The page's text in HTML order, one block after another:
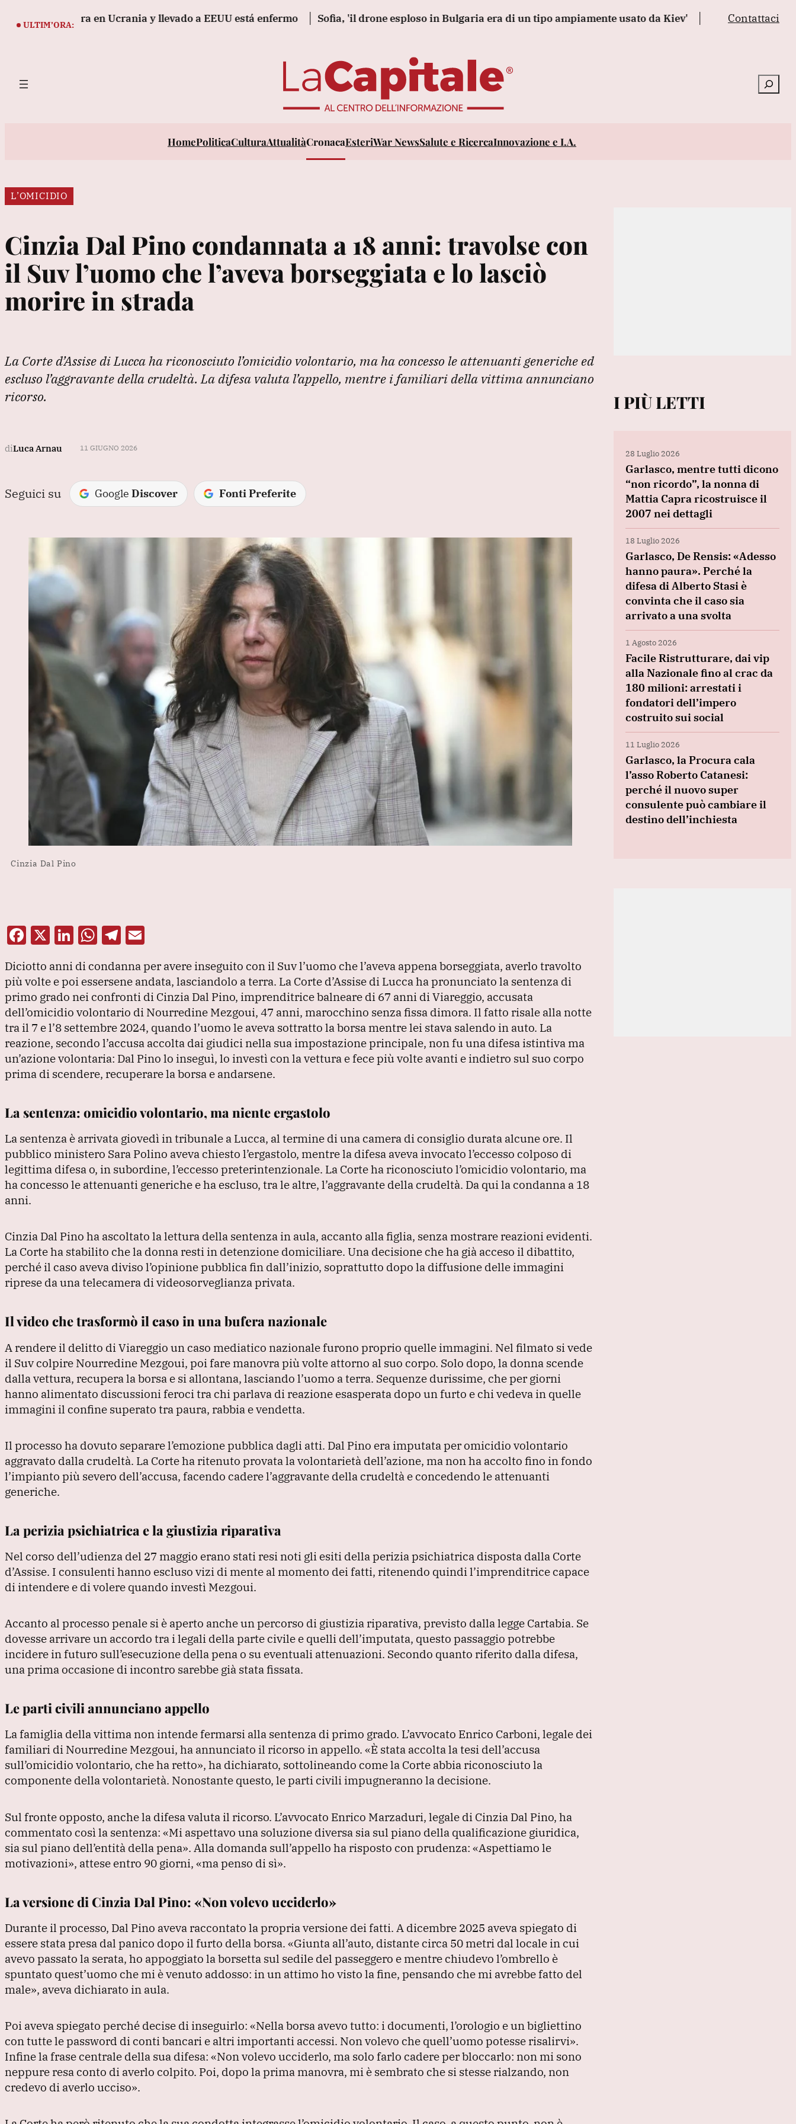
ULTIM’ORA:
la guerra en Ucrania y llevado a EEUU está enfermo Sofia, 'il drone esploso in Bulgaria era di un tipo ampiamente usato da Kiev' Il leone salvato dalla
Contattaci
Cerca
HomePoliticaCulturaAttualitàCronacaEsteriWar NewsSalute e RicercaInnovazione e I.A.
L’OMICIDIO
Cinzia Dal Pino condannata a 18 anni: travolse con
il Suv l’uomo che l’aveva borseggiata e lo lasciò
morire in strada
La Corte d’Assise di Lucca ha riconosciuto l’omicidio volontario, ma ha concesso le attenuanti generiche ed
escluso l’aggravante della crudeltà. La difesa valuta l’appello, mentre i familiari della vittima annunciano
ricorso.
diLuca Arnau 11 GIUGNO 2026
Seguici su Google Discover Fonti Preferite
Cinzia Dal Pino
F
c
e
b
o
o
k
X Li
k
e
dI
n
W
at
s
A
p
p
T
e
gr
a
m
ai
l
Diciotto anni di condanna per avere inseguito con il Suv l’uomo che l’aveva appena borseggiata, averlo travolto
più volte e poi essersene andata, lasciandolo a terra. La Corte d’Assise di Lucca ha pronunciato la sentenza di
primo grado nei confronti di Cinzia Dal Pino, imprenditrice balneare di 67 anni di Viareggio, accusata
dell’omicidio volontario di Nourredine Mezgoui, 47 anni, marocchino senza fissa dimora. Il fatto risale alla notte
tra il 7 e l’8 settembre 2024, quando l’uomo le aveva sottratto la borsa mentre lei stava salendo in auto. La
reazione, secondo l’accusa accolta dai giudici nella sua impostazione principale, non fu una difesa istintiva ma
un’azione volontaria: Dal Pino lo inseguì, lo investì con la vettura e fece più volte avanti e indietro sul suo corpo
prima di scendere, recuperare la borsa e andarsene.
La sentenza: omicidio volontario, ma niente ergastolo
La sentenza è arrivata giovedì in tribunale a Lucca, al termine di una camera di consiglio durata alcune ore. Il
pubblico ministero Sara Polino aveva chiesto l’ergastolo, mentre la difesa aveva invocato l’eccesso colposo di
legittima difesa o, in subordine, l’eccesso preterintenzionale. La Corte ha riconosciuto l’omicidio volontario, ma
ha concesso le attenuanti generiche e ha escluso, tra le altre, l’aggravante della crudeltà. Da qui la condanna a 18
anni.
Cinzia Dal Pino ha ascoltato la lettura della sentenza in aula, accanto alla figlia, senza mostrare reazioni evidenti.
La Corte ha stabilito che la donna resti in detenzione domiciliare. Una decisione che ha già acceso il dibattito,
perché il caso aveva diviso l’opinione pubblica fin dall’inizio, soprattutto dopo la diffusione delle immagini
riprese da una telecamera di videosorveglianza privata.
Il video che trasformò il caso in una bufera nazionale
A rendere il delitto di Viareggio un caso mediatico nazionale furono proprio quelle immagini. Nel filmato si vede
il Suv colpire Nourredine Mezgoui, poi fare manovra più volte attorno al suo corpo. Solo dopo, la donna scende
dalla vettura, recupera la borsa e si allontana, lasciando l’uomo a terra. Sequenze durissime, che per giorni
hanno alimentato discussioni feroci tra chi parlava di reazione esasperata dopo un furto e chi vedeva in quelle
immagini il confine superato tra paura, rabbia e vendetta.
Il processo ha dovuto separare l’emozione pubblica dagli atti. Dal Pino era imputata per omicidio volontario
aggravato dalla crudeltà. La Corte ha ritenuto provata la volontarietà dell’azione, ma non ha accolto fino in fondo
l’impianto più severo dell’accusa, facendo cadere l’aggravante della crudeltà e concedendo le attenuanti
generiche.
La perizia psichiatrica e la giustizia riparativa
Nel corso dell’udienza del 27 maggio erano stati resi noti gli esiti della perizia psichiatrica disposta dalla Corte
d’Assise. I consulenti hanno escluso vizi di mente al momento dei fatti, ritenendo quindi l’imprenditrice capace
di intendere e di volere quando investì Mezgoui.
Accanto al processo penale si è aperto anche un percorso di giustizia riparativa, previsto dalla legge Cartabia. Se
dovesse arrivare un accordo tra i legali della parte civile e quelli dell’imputata, questo passaggio potrebbe
incidere in futuro sull’esecuzione della pena o su eventuali attenuazioni. Secondo quanto riferito dalla difesa,
una prima occasione di incontro sarebbe già stata fissata.
Le parti civili annunciano appello
La famiglia della vittima non intende fermarsi alla sentenza di primo grado. L’avvocato Enrico Carboni, legale dei
familiari di Nourredine Mezgoui, ha annunciato il ricorso in appello. «È stata accolta la tesi dell’accusa
sull’omicidio volontario, che ha retto», ha dichiarato, sottolineando come la Corte abbia riconosciuto la
componente della volontarietà. Nonostante questo, le parti civili impugneranno la decisione.
Sul fronte opposto, anche la difesa valuta il ricorso. L’avvocato Enrico Marzaduri, legale di Cinzia Dal Pino, ha
commentato così la sentenza: «Mi aspettavo una soluzione diversa sia sul piano della qualificazione giuridica,
sia sul piano dell’entità della pena». Alla domanda sull’appello ha risposto con prudenza: «Aspettiamo le
motivazioni», attese entro 90 giorni, «ma penso di sì».
La versione di Cinzia Dal Pino: «Non volevo ucciderlo»
Durante il processo, Dal Pino aveva raccontato la propria versione dei fatti. A dicembre 2025 aveva spiegato di
essere stata presa dal panico dopo il furto della borsa. «Giunta all’auto, distante circa 50 metri dal locale in cui
avevo passato la serata, ho appoggiato la borsetta sul sedile del passeggero e mentre chiudevo l’ombrello è
spuntato quest’uomo che mi è venuto addosso: in un attimo ho visto la fine, pensando che mi avrebbe fatto del
male», aveva dichiarato in aula.
Poi aveva spiegato perché decise di inseguirlo: «Nella borsa avevo tutto: i documenti, l’orologio e un bigliettino
con tutte le password di conti bancari e altri importanti accessi. Non volevo che quell’uomo potesse risalirvi».
Infine la frase centrale della sua difesa: «Non volevo ucciderlo, ma solo farlo cadere per bloccarlo: non mi sono
neppure resa conto di averlo colpito. Poi, dopo la prima manovra, mi è sembrato che si stesse rialzando, non
credevo di averlo ucciso».
I PIÙ LETTI
28 Luglio 2026
Garlasco, mentre tutti dicono
“non ricordo”, la nonna di
Mattia Capra ricostruisce il
2007 nei dettagli
18 Luglio 2026
Garlasco, De Rensis: «Adesso
hanno paura». Perché la
difesa di Alberto Stasi è
convinta che il caso sia
arrivato a una svolta
1 Agosto 2026
Facile Ristrutturare, dai vip
alla Nazionale fino al crac da
180 milioni: arrestati i
fondatori dell’impero
costruito sui social
11 Luglio 2026
Garlasco, la Procura cala
l’asso Roberto Catanesi:
perché il nuovo super
consulente può cambiare il
destino dell’inchiesta